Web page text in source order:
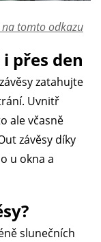
tomto odkazu
přes den
zatahujte
Uvnitř
ale včasně
závěsy díky
u okna a
slunečních